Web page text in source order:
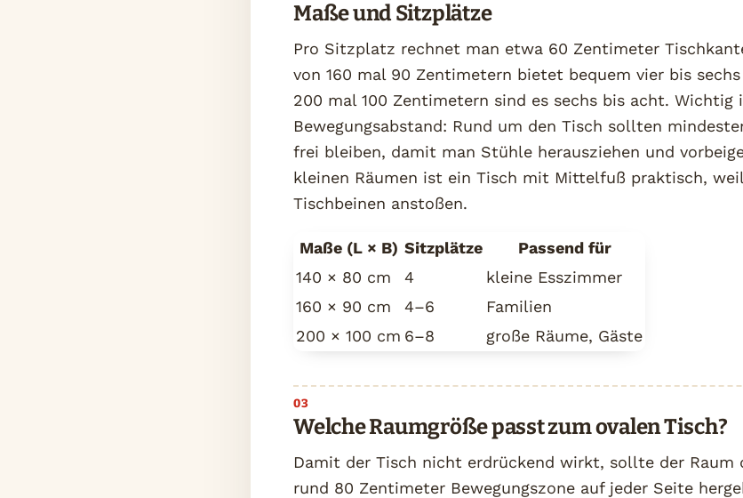
Maße und Sitzplätze
Pro Sitzplatz rechnet man etwa 60 Zentimeter
von 160 mal 90 Zentimetern bietet bequem vier bis
200 mal 100 Zentimetern sind es sechs bis acht. Wichtig
Bewegungsabstand: Rund um den Tisch sollten
frei bleiben, damit man Stühle herausziehen und
kleinen Räumen ist ein Tisch mit Mittelfuß praktisch,
Tischbeinen anstoßen.
Maße (L × B) Sitzplätze
Passend für
140 × 80 cm
4
kleine Esszimmer
160 × 90 cm
4–6
Familien
200 × 100 cm 6–8 große Räume, Gäste
Welche Raumgröße passt zum ovalen Tisch?
Damit der Tisch nicht erdrückend wirkt, sollte der Raum
rund 80 Zentimeter Bewegungszone auf jeder Seite